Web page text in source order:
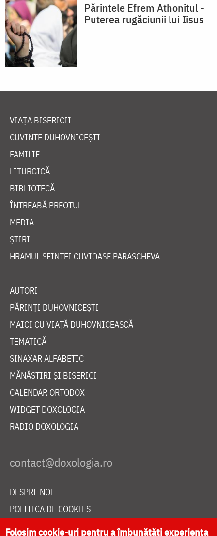
Părintele Efrem Athonitul -
Puterea rugăciunii lui Iisus
VIAȚA BISERICII
CUVINTE DUHOVNICEȘTI
FAMILIE
LITURGICĂ
BIBLIOTECĂ
ÎNTREABĂ PREOTUL
MEDIA
ȘTIRI
HRAMUL SFINTEI CUVIOASE PARASCHEVA
AUTORI
PĂRINȚI DUHOVNICEȘTI
MAICI CU VIAȚĂ DUHOVNICEASCĂ
TEMATICĂ
SINAXAR ALFABETIC
MĂNĂSTIRI ȘI BISERICI
CALENDAR ORTODOX
WIDGET DOXOLOGIA
RADIO DOXOLOGIA
DESPRE NOI
POLITICA DE COOKIES
DONEAZĂ ONLINE PENTRU CATEDRALA NAȚIONALĂ
Folosim cookie-uri pentru a îmbunătăți experiența